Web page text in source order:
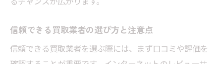
出張買取で得するための事前チェックリス
アクセサリーの状態が査定額を左右する
出張買取の交渉術で査定アップを狙う
信頼できる買取業者の選び方と注意点
信頼できる買取業者を選ぶ際には、まず口コミや評価を